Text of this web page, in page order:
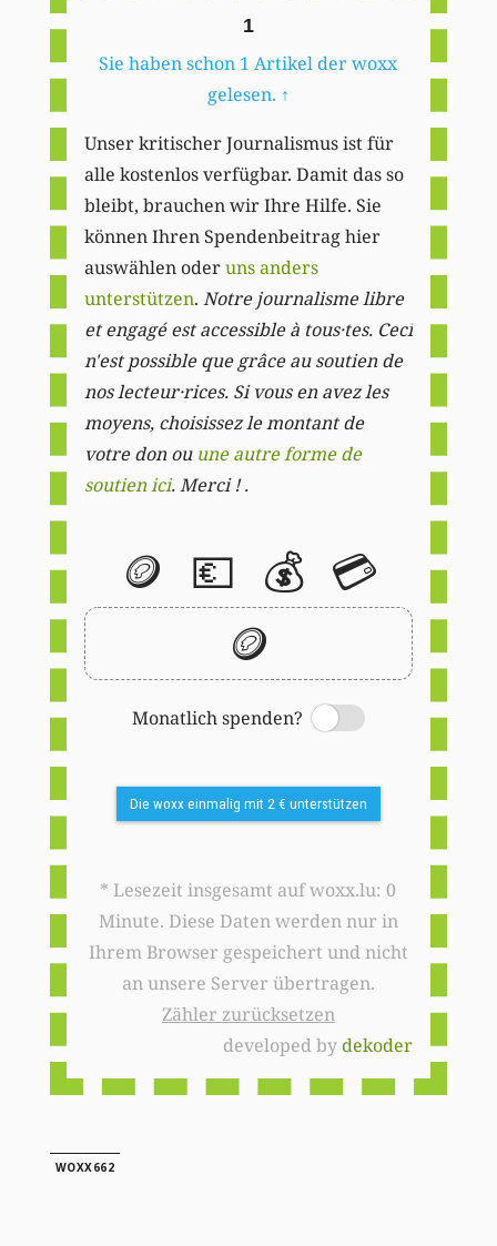
1
Sie haben schon 1 Artikel der woxx
gelesen. ↑
Unser kritischer Journalismus ist für
alle kostenlos verfügbar. Damit das so
bleibt, brauchen wir Ihre Hilfe. Sie
können Ihren Spendenbeitrag hier
auswählen oderuns anders
unterstützen. Notre journalisme libre
et engagé est accessible à tous·tes. Ceci
n'est possible que grâce au soutien de
nos lecteur·rices. Si vous en avez les
moyens, choisissez le montant de
votre don ou une autre forme de
soutien ici. Merci ! .
🪙 💶 💰 💳
🪙
Monatlich spenden?
Switch
Die woxx einmalig mit 2 € unterstützen
* Lesezeit insgesamt auf woxx.lu: 0
Minute. Diese Daten werden nur in
Ihrem Browser gespeichert und nicht
an unsere Server übertragen.
Zähler zurücksetzen
developed bydekoder
WOXX662